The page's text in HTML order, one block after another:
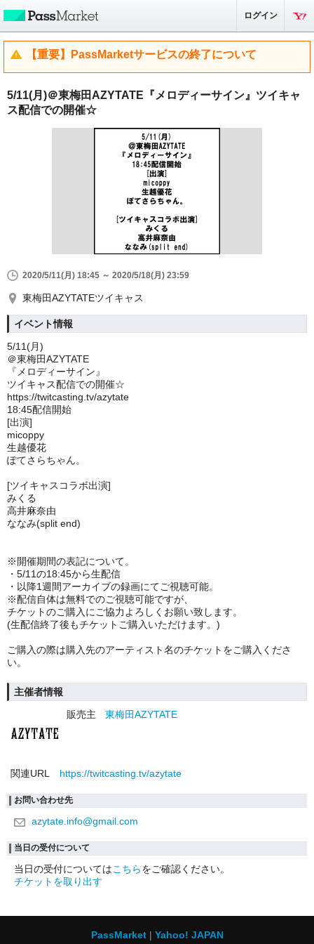
ログイン
【重要】PassMarketサービスの終了について
5/11(月)＠東梅田AZYTATE『メロディーサイン』ツイキャ
ス配信での開催☆
2020/5/11(月) 18:45 ～ 2020/5/18(月) 23:59
東梅田AZYTATEツイキャス
イベント情報
5/11(月)
＠東梅田AZYTATE
『メロディーサイン』
ツイキャス配信での開催☆
https://twitcasting.tv/azytate
18:45配信開始
[出演]
micoppy
生越優花
ぽてさらちゃん。
[ツイキャスコラボ出演]
みくる
高井麻奈由
ななみ(split end)
※開催期間の表記について。
・5/11の18:45から生配信
・以降1週間アーカイブの録画にてご視聴可能。
※配信自体は無料でのご視聴可能ですが、
チケットのご購入にご協力よろしくお願い致します。
(生配信終了後もチケットご購入いただけます。)
ご購入の際は購入先のアーティスト名のチケットをご購入くださ
い。
主催者情報
販売主
東梅田AZYTATE
関連URL https://twitcasting.tv/azytate
お問い合わせ先
azytate.info@gmail.com
当日の受付について
当日の受付についてはこちらをご確認ください。
チケットを取り出す
PassMarket Yahoo! JAPAN